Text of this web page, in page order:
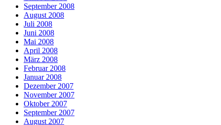
September 2008
August 2008
Juli 2008
Juni 2008
Mai 2008
April 2008
März 2008
Februar 2008
Januar 2008
Dezember 2007
November 2007
Oktober 2007
September 2007
August 2007